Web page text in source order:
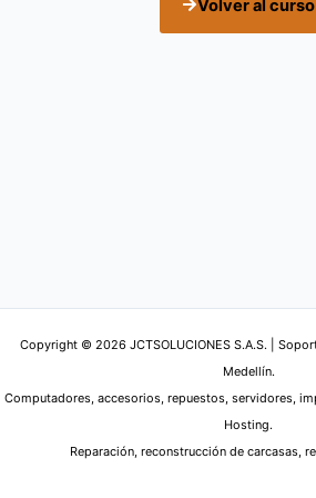
Volver al curso
Copyright © 2026 JCTSOLUCIONES S.A.S. |
Medellín.
Computadores, accesorios, repuestos, servidores,
Hosting.
Reparación, reconstrucción de carcasas,